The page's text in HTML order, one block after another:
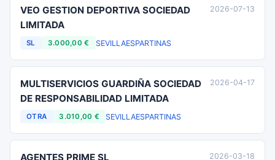
VEO GESTION DEPORTIVA SOCIEDAD
LIMITADA
SL 3.000,00 € SEVILLAESPARTINAS
2026-07-13
MULTISERVICIOS GUARDIÑA SOCIEDAD
DE RESPONSABILIDAD LIMITADA
OTRA 3.010,00 € SEVILLAESPARTINAS
2026-04-17
AGENTES PRIME SL 2026-03-18